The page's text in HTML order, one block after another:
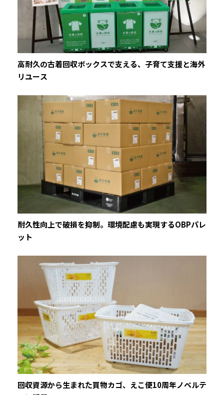
高耐久の古着回収ボックスで支える、子育て支援と海外
リユース
耐久性向上で破損を抑制。環境配慮も実現するOBPパレ
ット
回収資源から生まれた買物カゴ、えこ便10周年ノベルテ